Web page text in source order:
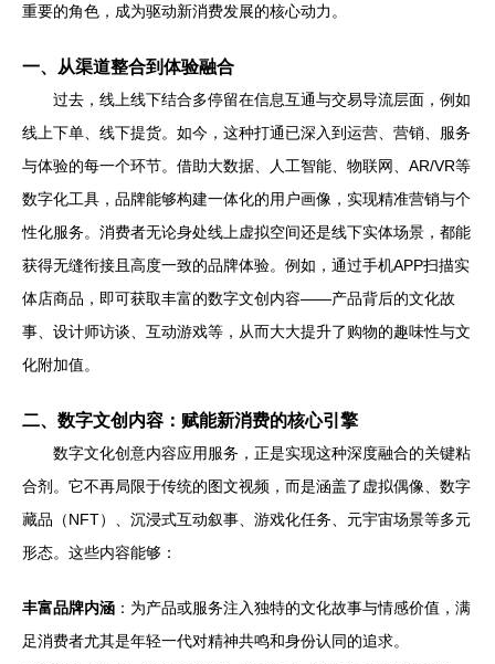
重要的角色，成为驱动新消费发展的核心动力。
一、从渠道整合到体验融合
过去，线上线下结合多停留在信息互通与交易导流层面，例如
线上下单、线下提货。如今，这种打通已深入到运营、营销、服务
与体验的每一个环节。借助大数据、人工智能、物联网、AR/VR等
数字化工具，品牌能够构建一体化的用户画像，实现精准营销与个
性化服务。消费者无论身处线上虚拟空间还是线下实体场景，都能
获得无缝衔接且高度一致的品牌体验。例如，通过手机APP扫描实
体店商品，即可获取丰富的数字文创内容——产品背后的文化故
事、设计师访谈、互动游戏等，从而大大提升了购物的趣味性与文
化附加值。
二、数字文创内容：赋能新消费的核心引擎
数字文化创意内容应用服务，正是实现这种深度融合的关键粘
合剂。它不再局限于传统的图文视频，而是涵盖了虚拟偶像、数字
藏品（NFT）、沉浸式互动叙事、游戏化任务、元宇宙场景等多元
形态。这些内容能够：
丰富品牌内涵 ：为产品或服务注入独特的文化故事与情感价值，满
足消费者尤其是年轻一代对精神共鸣和身份认同的追求。